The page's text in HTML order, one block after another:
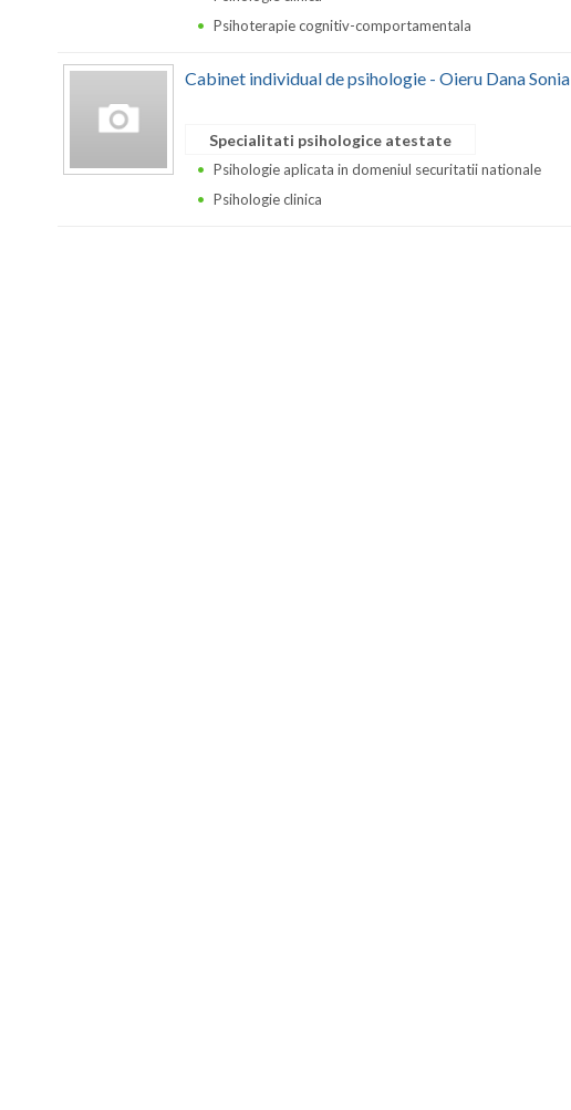
Psihoterapie cognitiv-comportamentala
Cabinet individual de psihologie - Oieru Dana Sonia
Specialitati psihologice atestate
Psihologie aplicata in domeniul securitatii nationale
Psihologie clinica